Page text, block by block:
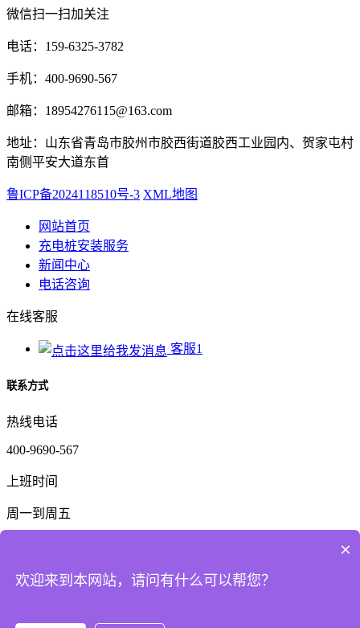
微信扫一扫加关注
电话：159-6325-3782
手机：400-9690-567
邮箱：18954276115@163.com
地址：山东省青岛市胶州市胶西街道胶西工业园内、贺家屯村
南侧平安大道东首
鲁ICP备2024118510号-3 XML地图
网站首页
充电桩安装服务
新闻中心
电话咨询
在线客服
客服1
联系方式
热线电话
400-9690-567
上班时间
周一到周五
159-6325-3782
×
欢迎来到本网站，请问有什么可以帮您？